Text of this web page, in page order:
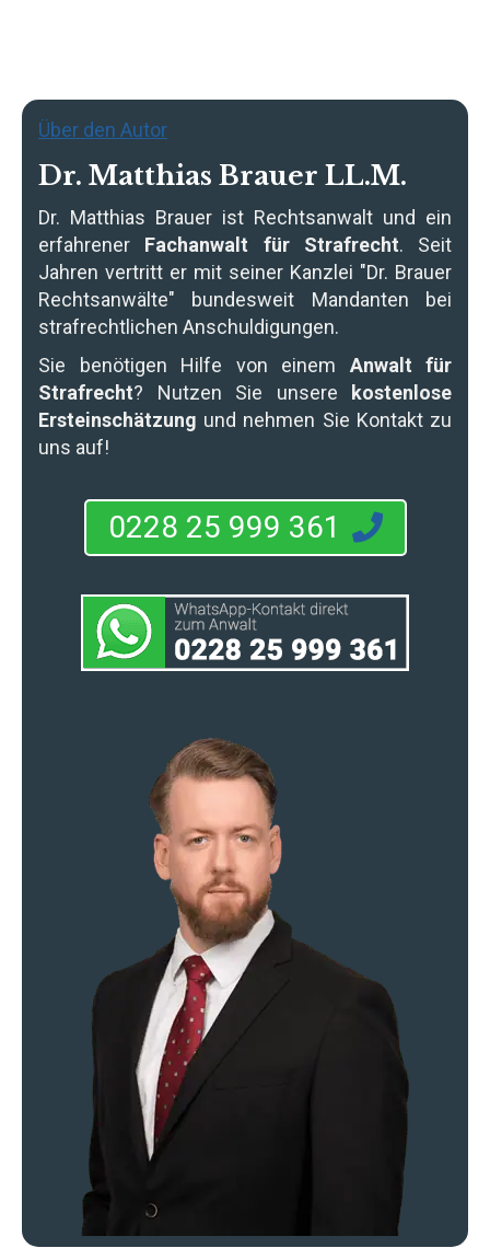
Über den Autor
Dr. Matthias Brauer LL.M.
Dr. Matthias Brauer ist Rechtsanwalt und ein
erfahrener Fachanwalt für Strafrecht. Seit
Jahren vertritt er mit seiner Kanzlei "Dr. Brauer
Rechtsanwälte" bundesweit Mandanten bei
strafrechtlichen Anschuldigungen.
Sie benötigen Hilfe von einem Anwalt für
Strafrecht? Nutzen Sie unsere kostenlose
Ersteinschätzung und nehmen Sie Kontakt zu
uns auf!
0228 25 999 361